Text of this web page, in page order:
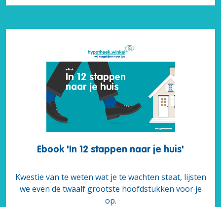
Ebook 'In 12 stappen naar je huis'
Kwestie van te weten wat je te wachten staat, lijsten
we even de twaalf grootste hoofdstukken voor je
op.